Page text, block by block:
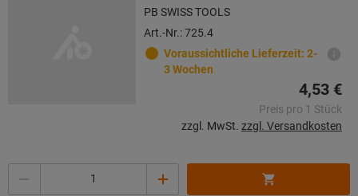
PB SWISS TOOLS
Art.-Nr.: 725.4
Voraussichtliche Lieferzeit: 2-
3 Wochen
4,53 €
Preis pro 1 Stück
zzgl. MwSt. zzgl. Versandkosten